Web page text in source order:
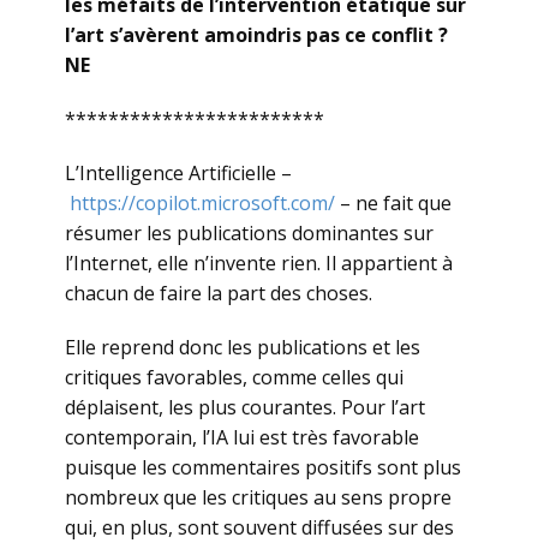
l’art s’avèrent amoindris pas ce conflit ?
NE
************************
L’Intelligence Artificielle –
https://copilot.microsoft.com/ – ne fait que
résumer les publications dominantes sur
l’Internet, elle n’invente rien. Il appartient à
chacun de faire la part des choses.
Elle reprend donc les publications et les
critiques favorables, comme celles qui
déplaisent, les plus courantes. Pour l’art
contemporain, l’IA lui est très favorable
puisque les commentaires positifs sont plus
nombreux que les critiques au sens propre
qui, en plus, sont souvent diffusées sur des